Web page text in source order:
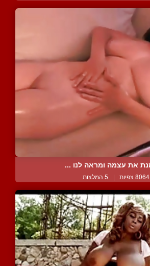
את עצמה ומראה לנו ...
8064 צפיות | 5 המלצות